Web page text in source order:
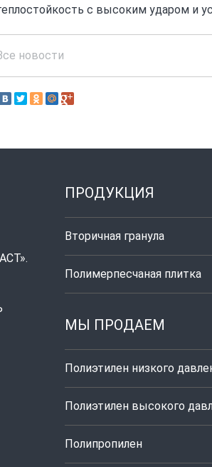
с высоким ударом и
новости
ПРОДУКЦИЯ
Вторичная гранула
Полимерпесчаная плитка
МЫ ПРОДАЕМ
Полиэтилен низкого
Полиэтилен высокого
Полипропилен